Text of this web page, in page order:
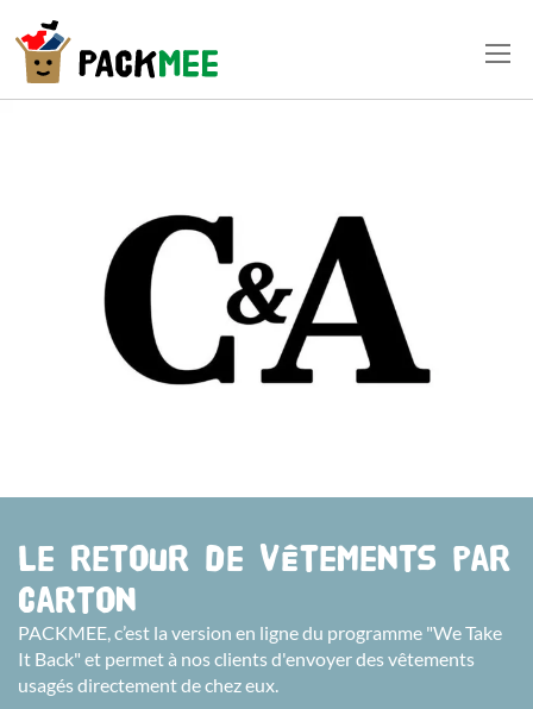
Le retour de vêtements par
carton
PACKMEE, c’est la version en ligne du programme "We Take
It Back" et permet à nos clients d'envoyer des vêtements
usagés directement de chez eux.